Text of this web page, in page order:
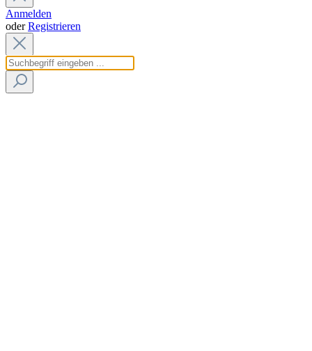
Anmelden
oderRegistrieren